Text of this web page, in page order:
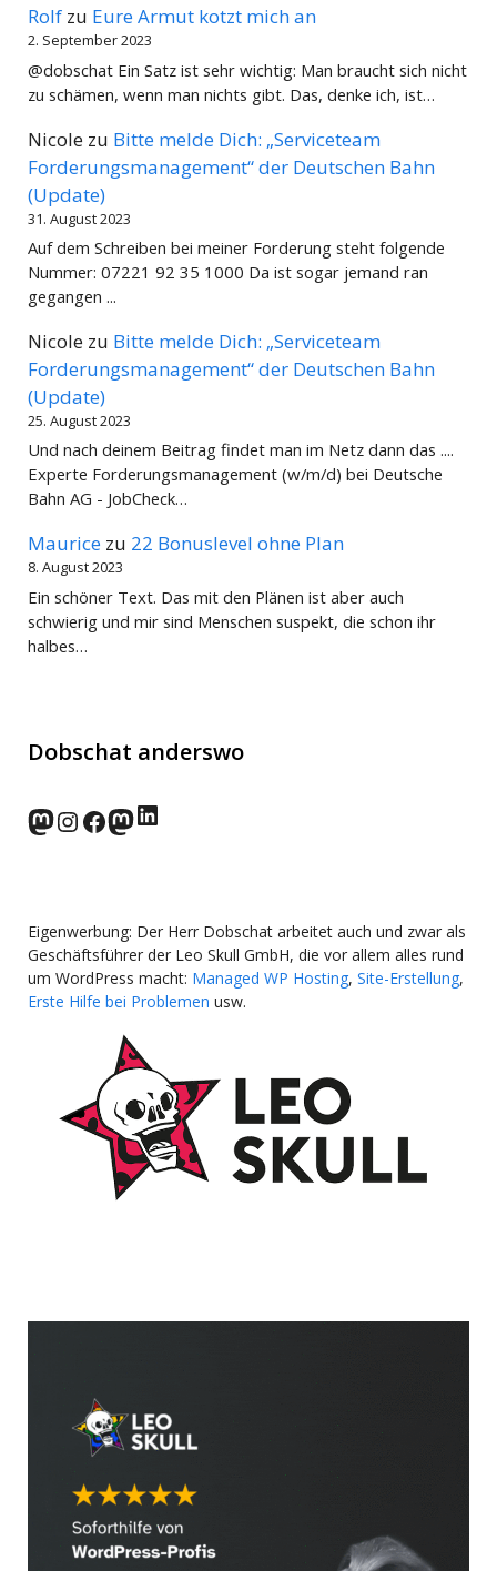
Rolf zu Eure Armut kotzt mich an
2. September 2023
@dobschat Ein Satz ist sehr wichtig: Man braucht sich nicht
zu schämen, wenn man nichts gibt. Das, denke ich, ist…
Nicole zu Bitte melde Dich: „Serviceteam
Forderungsmanagement“ der Deutschen Bahn
(Update)
31. August 2023
Auf dem Schreiben bei meiner Forderung steht folgende
Nummer: 07221 92 35 1000 Da ist sogar jemand ran
gegangen ...
Nicole zu Bitte melde Dich: „Serviceteam
Forderungsmanagement“ der Deutschen Bahn
(Update)
25. August 2023
Und nach deinem Beitrag findet man im Netz dann das ....
Experte Forderungsmanagement (w/m/d) bei Deutsche
Bahn AG - JobCheck…
Maurice zu 22 Bonuslevel ohne Plan
8. August 2023
Ein schöner Text. Das mit den Plänen ist aber auch
schwierig und mir sind Menschen suspekt, die schon ihr
halbes…
Dobschat anderswo
norden.social
Instagram
Facebook
wp-punks.social
LinkedIn
Eigenwerbung: Der Herr Dobschat arbeitet auch und zwar als
Geschäftsführer der Leo Skull GmbH, die vor allem alles rund
um WordPress macht: Managed WP Hosting, Site-Erstellung,
Erste Hilfe bei Problemen usw.